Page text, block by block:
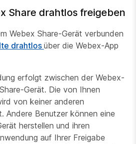
Share drahtlos freigeben
Webex Share-Gerät verbunden
drahtlos über die Webex-App
erfolgt zwischen der Webex-
Gerät. Die von Ihnen
von keiner anderen
Andere Benutzer können eine
herstellen und ihren
auf Ihrer Freigabe